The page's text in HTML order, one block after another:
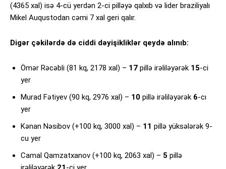
(4365 xal) isə 4-cü yerdən 2-ci pilləyə qalxıb və lider braziliyalı
Mikel Auqustodan cəmi 7 xal geri qalır.
Digər çəkilərdə də ciddi dəyişikliklər qeydə alınıb:
Ömər Rəcəbli (81 kq, 2178 xal) – 17 pillə irəliləyərək 15-ci
yer
Murad Fətiyev (90 kq, 2976 xal) – 10 pillə irəliləyərək 6-cı
yer
Kənan Nəsibov (+100 kq, 3000 xal) – 11 pillə yüksələrək 9-
cu yer
Camal Qamzatxanov (+100 kq, 2063 xal) – 5 pillə